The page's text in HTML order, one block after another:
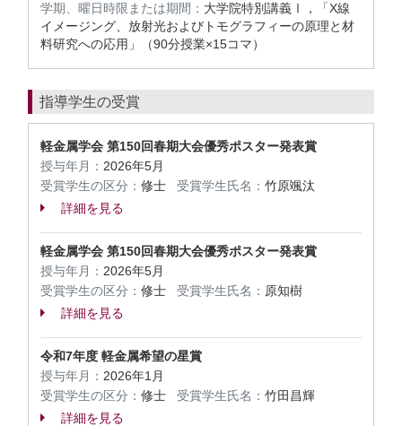
学期、曜日時限または期間： 大学院特別講義Ⅰ，「X線
イメージング、放射光およびトモグラフィーの原理と材
料研究への応用」（90分授業×15コマ）
指導学生の受賞
軽金属学会 第150回春期大会優秀ポスター発表賞
授与年月： 2026年5月
受賞学生の区分： 修士 受賞学生氏名： 竹原颯汰
詳細を見る
軽金属学会 第150回春期大会優秀ポスター発表賞
授与年月： 2026年5月
受賞学生の区分： 修士 受賞学生氏名： 原知樹
詳細を見る
令和7年度 軽金属希望の星賞
授与年月： 2026年1月
受賞学生の区分： 修士 受賞学生氏名： 竹田昌輝
詳細を見る